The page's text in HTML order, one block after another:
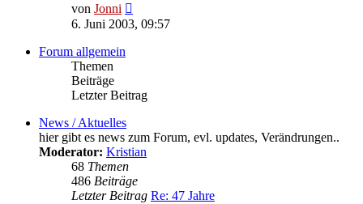
von Jonni
Beitrag
6. Juni 2003, 09:57
Forum allgemein
Themen
Beiträge
Letzter Beitrag
News / Aktuelles
hier gibt es news zum Forum, evl. updates, Verändrungen..
Moderator: Kristian
68 Themen
486 Beiträge
Letzter Beitrag Re: 47 Jahre